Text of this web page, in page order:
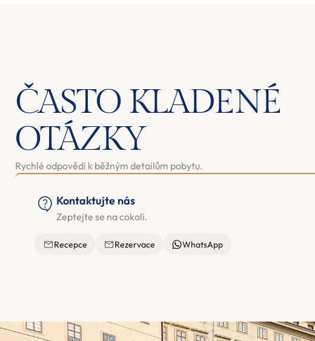
ČASTO KLADENÉ
OTÁZKY
Rychlé odpovědi k běžným detailům pobytu.
Kontaktujte nás
Zeptejte se na cokoli.
Recepce Rezervace WhatsApp